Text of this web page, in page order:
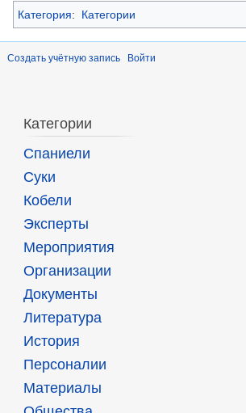
Категория: Категории
Создать учётную запись Войти
Категории
Спаниели
Суки
Кобели
Эксперты
Мероприятия
Организации
Документы
Литература
История
Персоналии
Материалы